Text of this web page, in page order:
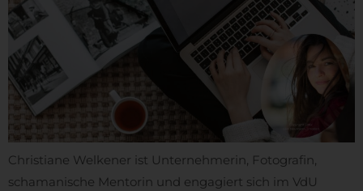
Christiane Welkener ist Unternehmerin, Fotografin,
schamanische Mentorin und engagiert sich im VdU